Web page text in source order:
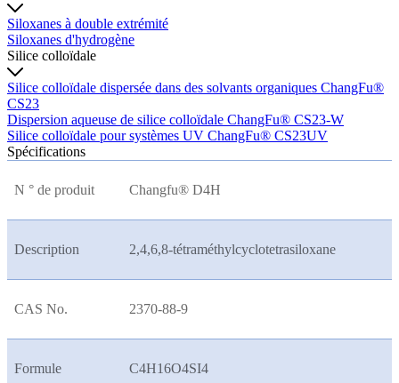
Siloxanes à double extrémité
Siloxanes d'hydrogène
Silice colloïdale
Silice colloïdale dispersée dans des solvants organiques ChangFu®
CS23
Dispersion aqueuse de silice colloïdale ChangFu® CS23-W
Silice colloïdale pour systèmes UV ChangFu® CS23UV
Spécifications
N ° de produit Changfu® D4H
Description 2,4,6,8-tétraméthylcyclotetrasiloxane
CAS No. 2370-88-9
Formule C4H16O4SI4